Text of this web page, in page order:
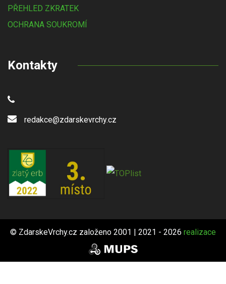
PŘEHLED ZKRATEK
OCHRANA SOUKROMÍ
Kontakty
redakce@zdarskevrchy.cz
© ZdarskeVrchy.cz založeno 2001 | 2021 - 2026 realizace